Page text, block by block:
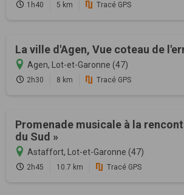
1h40 5 km Tracé GPS
La ville d'Agen, Vue coteau de
Agen, Lot-et-Garonne (47)
2h30 8 km Tracé GPS
Promenade musicale à la
du Sud »
Astaffort, Lot-et-Garonne (47)
2h45 10.7 km Tracé GPS